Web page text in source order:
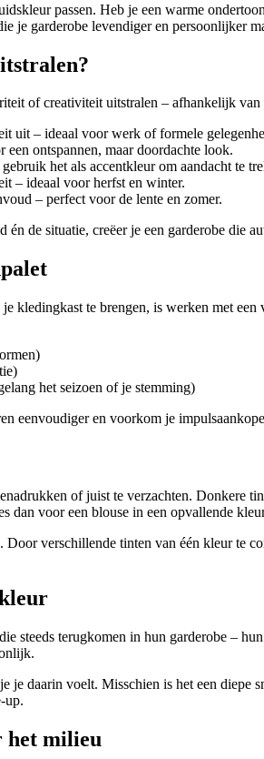
passen. Heb je een warme
je garderobe levendiger en persoonlijker
of creativiteit uitstralen – afhankelijk
uit – ideaal voor werk of formele
een ontspannen, maar doordachte look.
het als accentkleur om aandacht te
– ideaal voor herfst en winter.
– perfect voor de lente en zomer.
de situatie, creëer je een garderobe die
kledingkast te brengen, is werken met
het seizoen of je stemming)
eenvoudiger en voorkom je
of juist te verzachten. Donkere
dan voor een blouse in een opvallende
Door verschillende tinten van één kleur te
steeds terugkomen in hun garderobe –
je daarin voelt. Misschien is het een
up.
het milieu